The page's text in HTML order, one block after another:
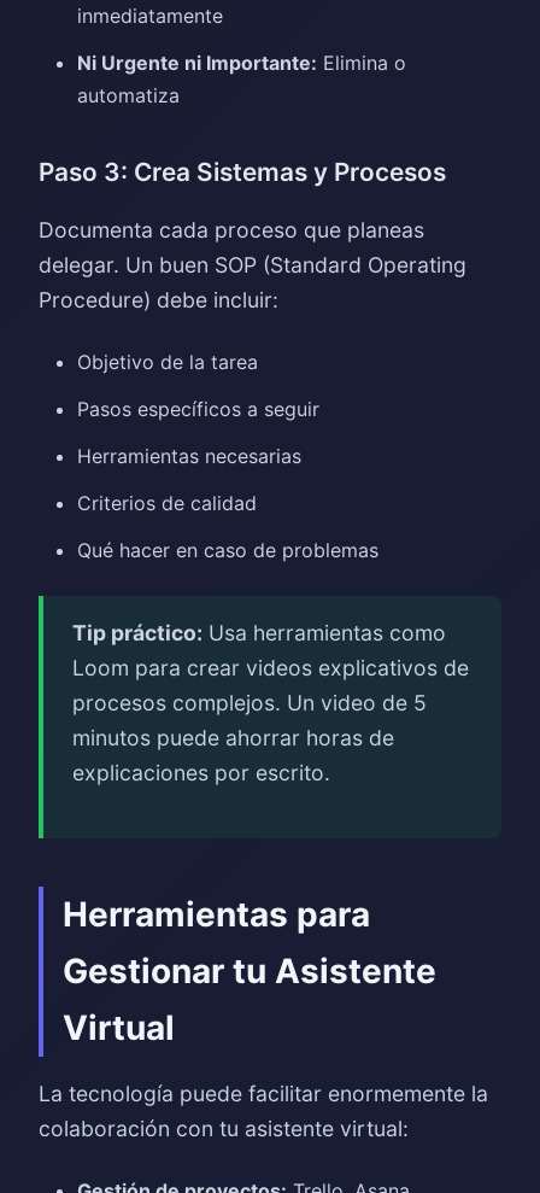
inmediatamente
Ni Urgente ni Importante: Elimina o
automatiza
Paso 3: Crea Sistemas y Procesos
Documenta cada proceso que planeas
delegar. Un buen SOP (Standard Operating
Procedure) debe incluir:
Objetivo de la tarea
Pasos específicos a seguir
Herramientas necesarias
Criterios de calidad
Qué hacer en caso de problemas
Tip práctico: Usa herramientas como
Loom para crear videos explicativos de
procesos complejos. Un video de 5
minutos puede ahorrar horas de
explicaciones por escrito.
Herramientas para
Gestionar tu Asistente
Virtual
La tecnología puede facilitar enormemente la
colaboración con tu asistente virtual: